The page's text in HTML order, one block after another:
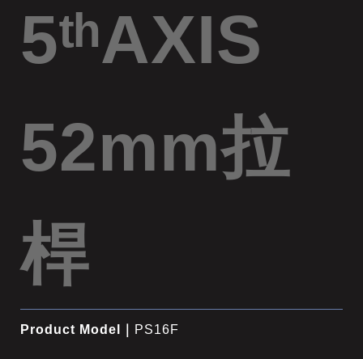
5ᵗʰAXIS
52mm拉
桿
Product Model｜ PS16F